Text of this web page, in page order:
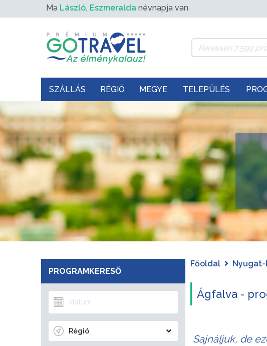
Ma László, Eszmeralda névnapja van
SZÁLLÁS RÉGIÓ MEGYE TELEPÜLÉS
PROGRAMKERESŐ
Régió
Főoldal
Ágfalva -
Sajnáljuk, de